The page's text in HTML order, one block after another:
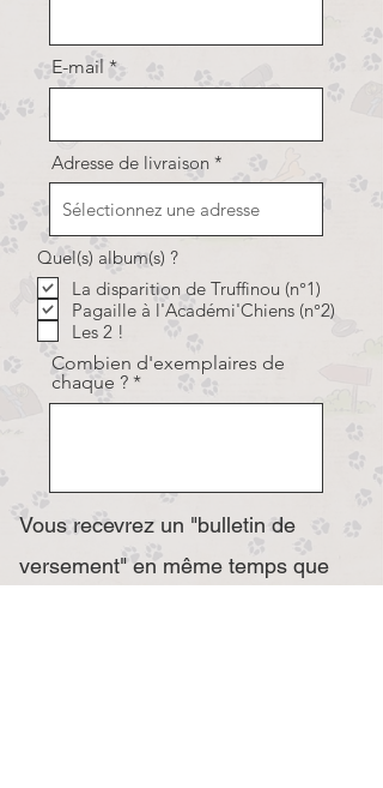
E-mail
Adresse de livraison
Quel(s) album(s) ?
La disparition de Truffinou (n°1)
Pagaille à l'Académi'Chiens (n°2)
Les 2 !
Combien d'exemplaires de
chaque ?
Vous recevrez un "bulletin de
versement" en même temps que